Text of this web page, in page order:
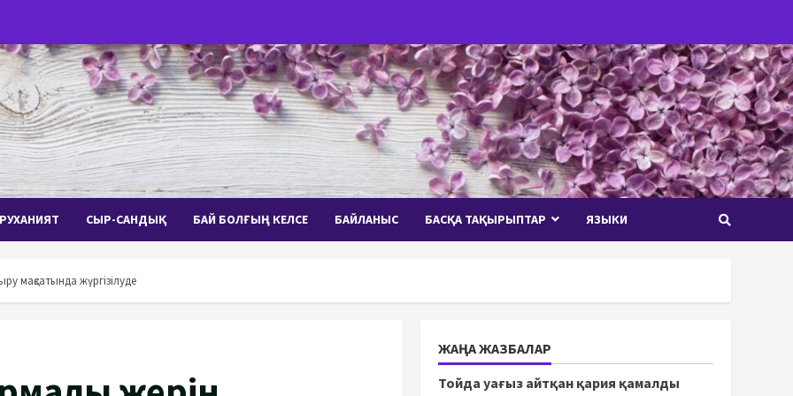
РУХАНИЯТ СЫР-САНДЫҚ БАЙ БОЛҒЫҢ КЕЛСЕ БАЙЛАНЫС БАСҚА ТАҚЫРЫПТАР ЯЗЫКИ
мақсатында жүргізілуде
ЖАҢА ЖАЗБАЛАР
Тойда уағыз айтқан қария қамалды